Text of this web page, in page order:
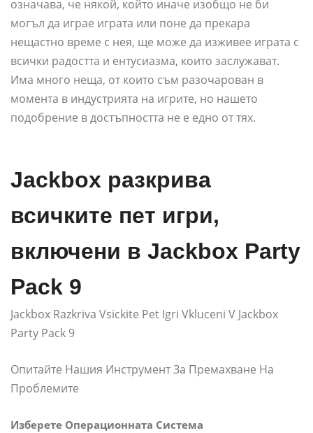
означава, че някой, който иначе изобщо не би
могъл да играе играта или поне да прекара
нещастно време с нея, ще може да изживее играта с
всички радостта и ентусиазма, които заслужават.
Има много неща, от които съм разочарован в
момента в индустрията на игрите, но нашето
подобрение в достъпността не е едно от тях.
Jackbox разкрива
всичките пет игри,
включени в Jackbox Party
Pack 9
Jackbox Razkriva Vsickite Pet Igri Vkluceni V Jackbox
Party Pack 9
Опитайте Нашия Инструмент За Премахване На
Проблемите
Изберете Операционната Система